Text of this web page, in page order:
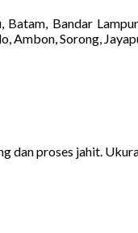
Bandar
Ambon, Sorong,
dan proses jahit.